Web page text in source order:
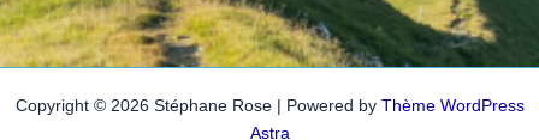
Copyright © 2026 Stéphane Rose | Powered by Thème WordPress
Astra